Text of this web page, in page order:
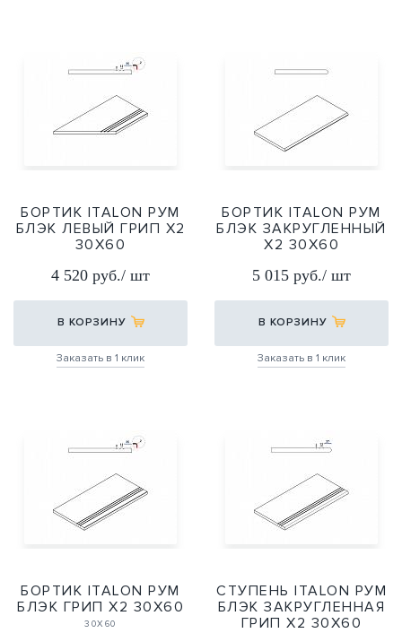
БОРТИК ITALON РУМ
БЛЭК ЛЕВЫЙ ГРИП Х2
30Х60
4 520 руб./ шт
В КОРЗИНУ
Заказать в 1 клик
БОРТИК ITALON РУМ
БЛЭК ЗАКРУГЛЕННЫЙ
Х2 30Х60
5 015 руб./ шт
В КОРЗИНУ
Заказать в 1 клик
БОРТИК ITALON РУМ
БЛЭК ГРИП Х2 30Х60
30Х60
СТУПЕНЬ ITALON РУМ
БЛЭК ЗАКРУГЛЕННАЯ
ГРИП Х2 30Х60